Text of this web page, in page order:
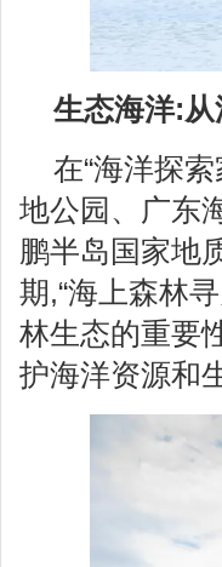
生态海洋:
在“海洋探
地公园、广东
鹏半岛国家地
期,“海上森林
林生态的重要
护海洋资源和